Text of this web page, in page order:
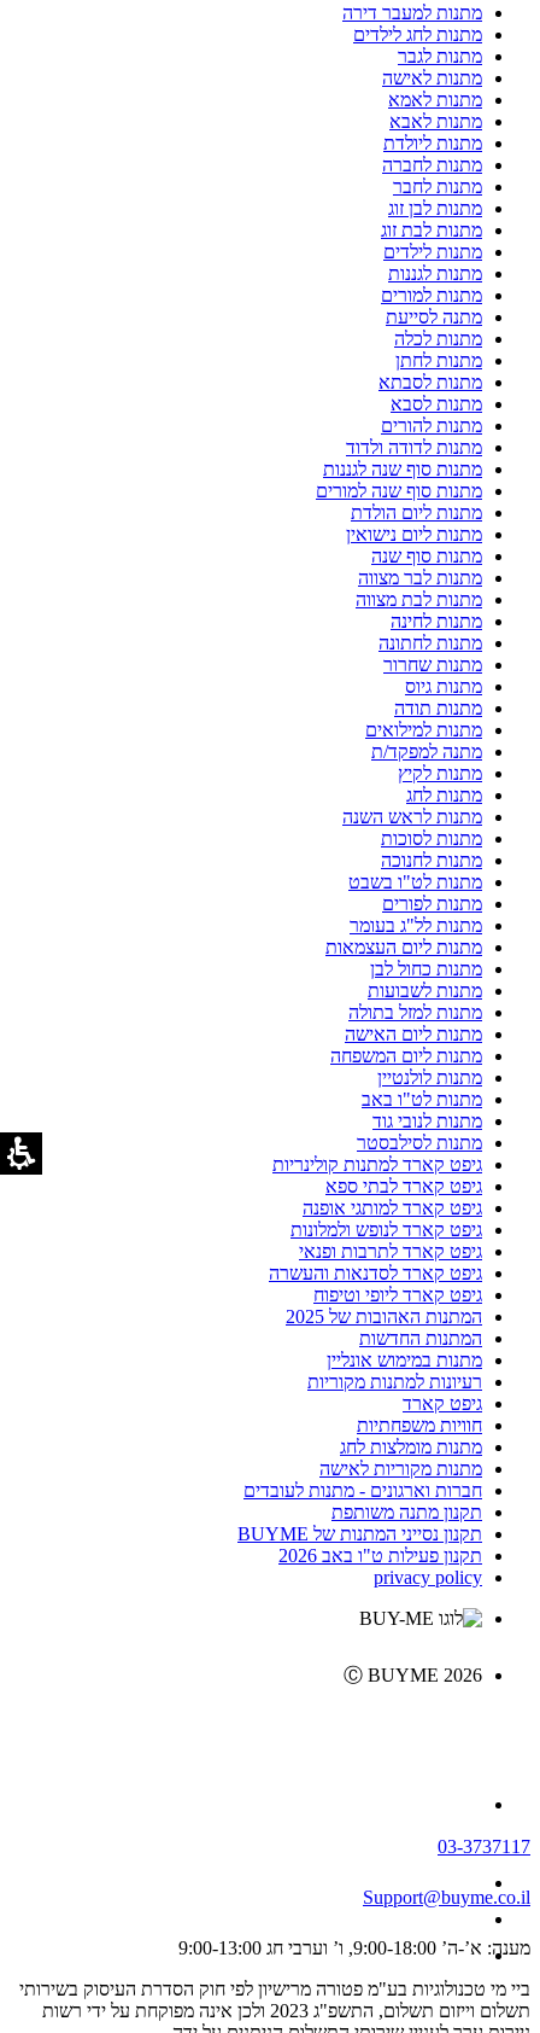
מתנות למעבר דירה
מתנות לחג לילדים
מתנות לגבר
מתנות לאישה
מתנות לאמא
מתנות לאבא
מתנות ליולדת
מתנות לחברה
מתנות לחבר
מתנות לבן זוג
מתנות לבת זוג
מתנות לילדים
מתנות לגננות
מתנות למורים
מתנה לסייעת
מתנות לכלה
מתנות לחתן
מתנות לסבתא
מתנות לסבא
מתנות להורים
מתנות לדודה ולדוד
מתנות סוף שנה לגננות
מתנות סוף שנה למורים
מתנות ליום הולדת
מתנות ליום נישואין
מתנות סוף שנה
מתנות לבר מצווה
מתנות לבת מצווה
מתנות לחינה
מתנות לחתונה
מתנות שחרור
מתנות גיוס
מתנות תודה
מתנות למילואים
מתנה למפקד/ת
מתנות לקיץ
מתנות לחג
מתנות לראש השנה
מתנות לסוכות
מתנות לחנוכה
מתנות לט"ו בשבט
מתנות לפורים
מתנות לל"ג בעומר
מתנות ליום העצמאות
מתנות כחול לבן
מתנות לשבועות
מתנות למזל בתולה
מתנות ליום האישה
מתנות ליום המשפחה
מתנות לולנטיין
מתנות לט"ו באב
מתנות לנובי גוד
מתנות לסילבסטר
גיפט קארד למתנות קולינריות
גיפט קארד לבתי ספא
גיפט קארד למותגי אופנה
גיפט קארד לנופש ולמלונות
גיפט קארד לתרבות ופנאי
גיפט קארד לסדנאות והעשרה
גיפט קארד ליופי וטיפוח
המתנות האהובות של 2025
המתנות החדשות
מתנות במימוש אונליין
רעיונות למתנות מקוריות
גיפט קארד
חוויות משפחתיות
מתנות מומלצות לחג
מתנות מקוריות לאישה
חברות וארגונים - מתנות לעובדים
תקנון מתנה משותפת
תקנון נסייני המתנות של BUYME
תקנון פעילות ט"ו באב 2026
privacy policy
Ⓒ BUYME 2026
03-3737117
Support@buyme.co.il
מענה: א’-ה’ 9:00-18:00, ו’ וערבי חג 9:00-13:00
ביי מי טכנולוגיות בע"מ פטורה מרישיון לפי חוק הסדרת העיסוק בשירותי
תשלום וייזום תשלום, התשפ"ג 2023 ולכן אינה מפוקחת על ידי רשות